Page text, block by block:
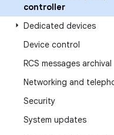
controller
Dedicated devices
Device control
RCS messages archival
Networking and
Security
System updates